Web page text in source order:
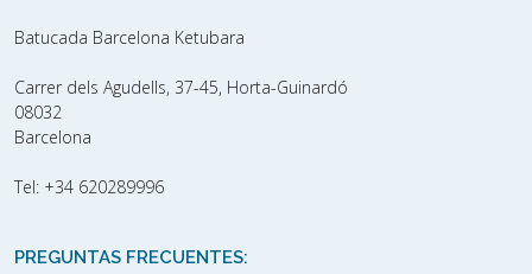
Batucada Barcelona Ketubara
Carrer dels Agudells, 37-45, Horta-Guinardó
08032
Barcelona
Tel: +34 620289996
PREGUNTAS FRECUENTES: